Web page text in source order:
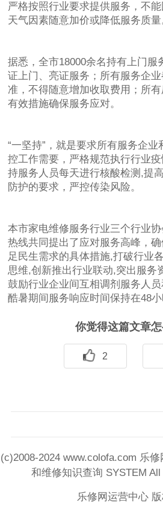
严格按照行业要求提供服务，不
天气因素随意加价或降低服务质量
据悉，全市18000余名持有上门服
证上门、亮证服务；所有服务企
准，不得随意增加收取费用；所
有效措施确保服务应对。
“一坚持”，就是要求所有服务企
控工作需要，严格规范执行行业
持服务人员每天进行核酸检测,提
防护的要求，严控传染风险。
本市家电维修服务行业三个行业
热线共同提出了应对服务高峰，
足民生需求的具体措施,打破行业
思维,创新推出行业联动,突出服务
鼓励行业企业间互相调剂服务人
酷暑期间服务响应时间保持在48小
你觉得这篇文章怎
2
(c)2008-2024 www.colofa.com 乐
和维修知识查询 SYSTEM
乐修网运营中心